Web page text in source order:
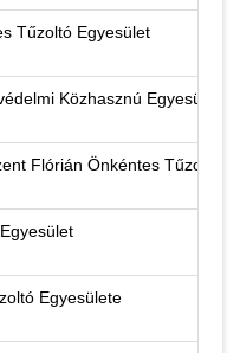
Tűzoltó Egyesület
Közhasznú Egyesület
Flórián Önkéntes Tűzoltó
Egyesülete